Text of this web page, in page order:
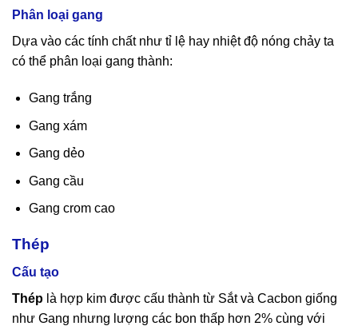
Phân loại gang
Dựa vào các tính chất như tỉ lệ hay nhiệt độ nóng chảy ta
có thể phân loại gang thành:
Gang trắng
Gang xám
Gang dẻo
Gang cầu
Gang crom cao
Thép
Cấu tạo
Thép là hợp kim được cấu thành từ Sắt và Cacbon giống
như Gang nhưng lượng các bon thấp hơn 2% cùng với